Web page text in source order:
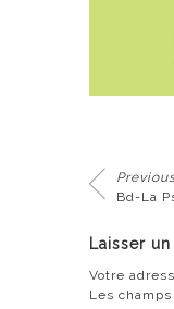
Bd-La
Laisser
Votre
Les